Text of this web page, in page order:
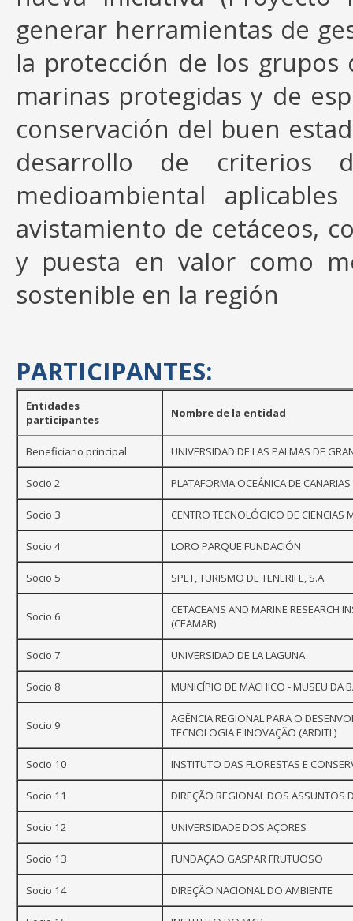
generar herramientas de
la protección de los grupos
marinas protegidas y de
conservación del buen
desarrollo de criterios
medioambiental
avistamiento de cetáceos,
y puesta en valor como
sostenible en la región
PARTICIPANTES:
Entidades
participantes
Nombre de la entidad
Beneficiario principal UNIVERSIDAD DE LAS PALMAS DE
Socio 2 PLATAFORMA OCEÁNICA DE
Socio 3 CENTRO TECNOLÓGICO DE CIENCIAS
Socio 4 LORO PARQUE FUNDACIÓN
Socio 5 SPET, TURISMO DE TENERIFE, S.A
Socio 6
CETACEANS AND MARINE RESEARCH
(CEAMAR)
Socio 7 UNIVERSIDAD DE LA LAGUNA
Socio 8 MUNICÍPIO DE MACHICO - MUSEU DA
Socio 9
AGÊNCIA REGIONAL PARA O
TECNOLOGIA E INOVAÇÃO (ARDITI )
Socio 10 INSTITUTO DAS FLORESTAS E
Socio 11 DIREÇÃO REGIONAL DOS ASSUNTOS
Socio 12 UNIVERSIDADE DOS AÇORES
Socio 13 FUNDAÇAO GASPAR FRUTUOSO
Socio 14 DIREÇÃO NACIONAL DO AMBIENTE